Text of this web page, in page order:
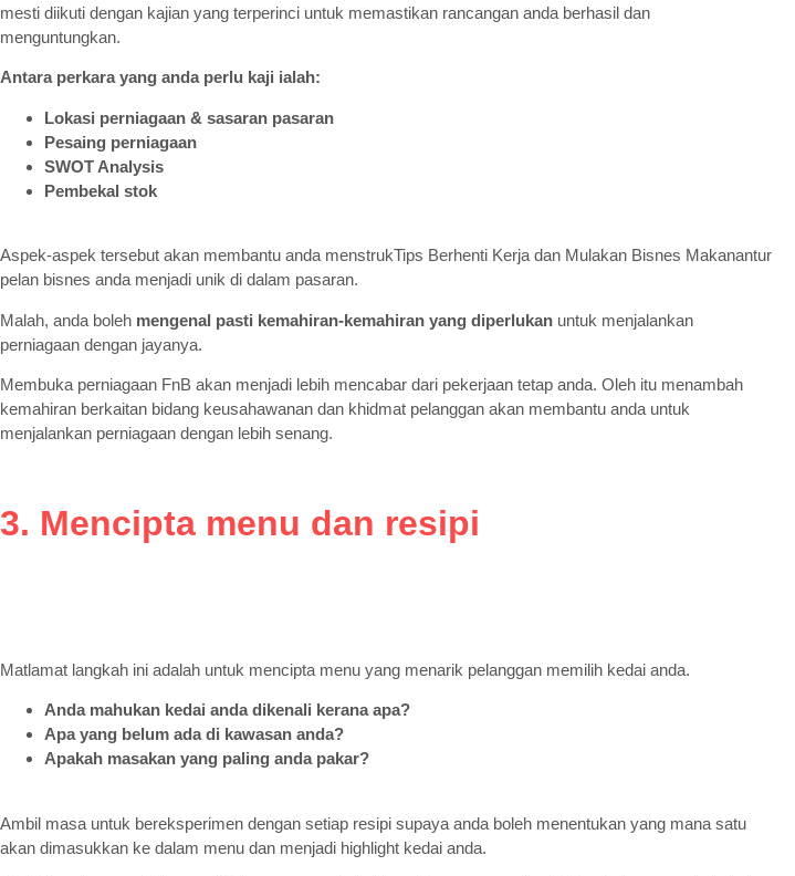
mesti diikuti dengan kajian yang terperinci untuk memastikan rancangan anda berhasil dan
menguntungkan.
Antara perkara yang anda perlu kaji ialah:
Lokasi perniagaan & sasaran pasaran
Pesaing perniagaan
SWOT Analysis
Pembekal stok
Aspek-aspek tersebut akan membantu anda menstrukTips Berhenti Kerja dan Mulakan Bisnes Makanantur
pelan bisnes anda menjadi unik di dalam pasaran.
Malah, anda boleh mengenal pasti kemahiran-kemahiran yang diperlukan untuk menjalankan
perniagaan dengan jayanya.
Membuka perniagaan FnB akan menjadi lebih mencabar dari pekerjaan tetap anda. Oleh itu menambah
kemahiran berkaitan bidang keusahawanan dan khidmat pelanggan akan membantu anda untuk
menjalankan perniagaan dengan lebih senang.
3. Mencipta menu dan resipi
Matlamat langkah ini adalah untuk mencipta menu yang menarik pelanggan memilih kedai anda.
Anda mahukan kedai anda dikenali kerana apa?
Apa yang belum ada di kawasan anda?
Apakah masakan yang paling anda pakar?
Ambil masa untuk bereksperimen dengan setiap resipi supaya anda boleh menentukan yang mana satu
akan dimasukkan ke dalam menu dan menjadi highlight kedai anda.